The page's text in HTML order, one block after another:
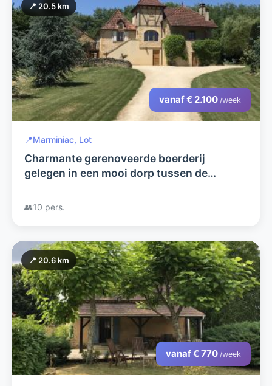
📍 20.5 km
vanaf € 2.100 /week
📍Marminiac, Lot
Charmante gerenoveerde boerderij
gelegen in een mooi dorp tussen de
privé zwembad. Prachtig uitzicht
👥10 pers.
📍 20.6 km
vanaf € 770 /week